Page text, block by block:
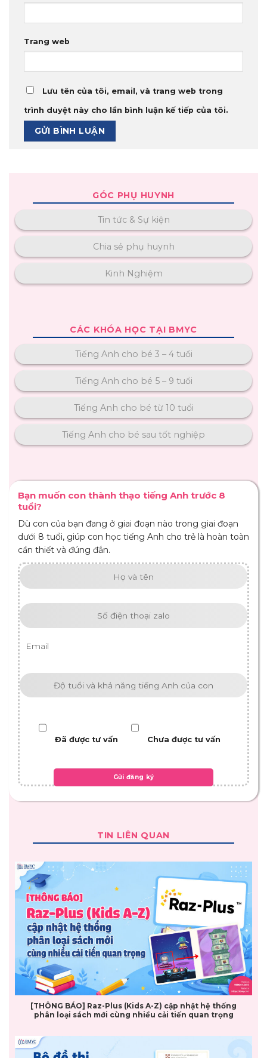
Trang web
Lưu tên của tôi, email, và trang web trong
trình duyệt này cho lần bình luận kế tiếp của tôi.
GÓC PHỤ HUYNH
Tin tức & Sự kiện
Chia sẻ phụ huynh
Kinh Nghiệm
CÁC KHÓA HỌC TẠI BMYC
Tiếng Anh cho bé 3 – 4 tuổi
Tiếng Anh cho bé 5 – 9 tuổi
Tiếng Anh cho bé từ 10 tuổi
Tiếng Anh cho bé sau tốt nghiệp
Bạn muốn con thành thạo tiếng Anh trước 8
tuổi?
Dù con của bạn đang ở giai đoạn nào trong giai đoạn
dưới 8 tuổi, giúp con học tiếng Anh cho trẻ là hoàn toàn
cần thiết và đúng đắn.
Đã được tư vấn Chưa được tư vấn
TIN LIÊN QUAN
[THÔNG BÁO] Raz-Plus (Kids A-Z) cập nhật hệ thống
phân loại sách mới cùng nhiều cải tiến quan trọng